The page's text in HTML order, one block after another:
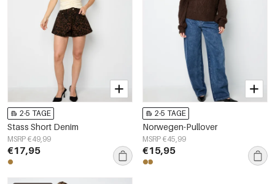
2-5 TAGE
Stass Short Denim
MSRP €49,99
€17,95
2-5 TAGE
Norwegen-Pullover
MSRP €45,99
€15,95